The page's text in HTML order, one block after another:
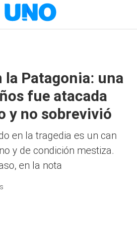
la Patagonia: una
fue atacada
y no sobrevivió
en la tragedia es un can
y de condición mestiza.
en la nota